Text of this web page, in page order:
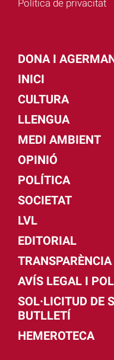
Política de privacitat
DONA I
INICI
CULTURA
LLENGUA
MEDI AMBIENT
OPINIÓ
POLÍTICA
SOCIETAT
LVL
EDITORIAL
TRANSPARÈNCIA
AVÍS LEGAL I
SOL·LICITUD DE
BUTLLETÍ
HEMEROTECA